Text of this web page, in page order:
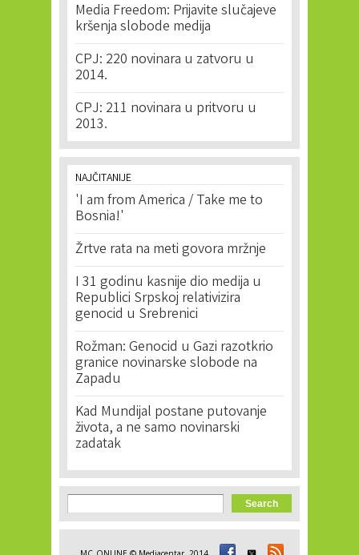
Media Freedom: Prijavite slučajeve
kršenja slobode medija
CPJ: 220 novinara u zatvoru u
2014.
CPJ: 211 novinara u pritvoru u
2013.
NAJČITANIJE
'I am from America / Take me to
Bosnia!'
Žrtve rata na meti govora mržnje
I 31 godinu kasnije dio medija u
Republici Srpskoj relativizira
genocid u Srebrenici
Rožman: Genocid u Gazi razotkrio
granice novinarske slobode na
Zapadu
Kad Mundijal postane putovanje
života, a ne samo novinarski
zadatak
Search form
Search